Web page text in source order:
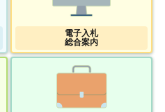
電子入札
総合案内